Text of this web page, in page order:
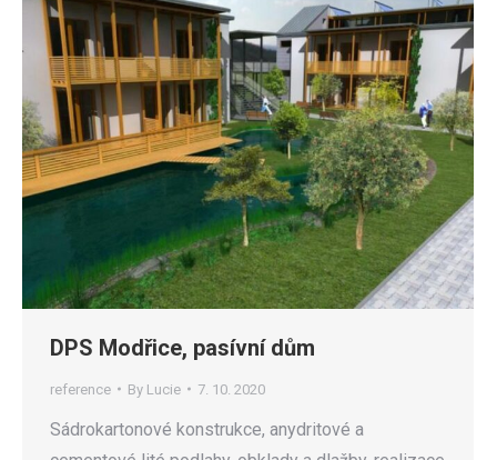
DPS Modřice, pasívní dům
reference By Lucie 7. 10. 2020
Sádrokartonové konstrukce, anydritové a